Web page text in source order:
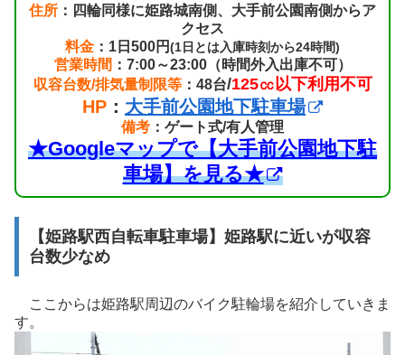
住所 ：四輪同様に姫路城南側、大手前公園南側からア
クセス
料金 ：1日500円(1日とは入庫時刻から24時間)
営業時間 ：7:00～23:00（時間外入出庫不可）
収容台数/排気量制限等：48台/125㏄以下利用不可
HP ： 大手前公園地下駐車場
備考 ：ゲート式/有人管理
★Googleマップで【大手前公園地下駐
車場】を見る★
【姫路駅西自転車駐車場】姫路駅に近いが収容
台数少なめ
ここからは姫路駅周辺のバイク駐輪場を紹介していきま
す。